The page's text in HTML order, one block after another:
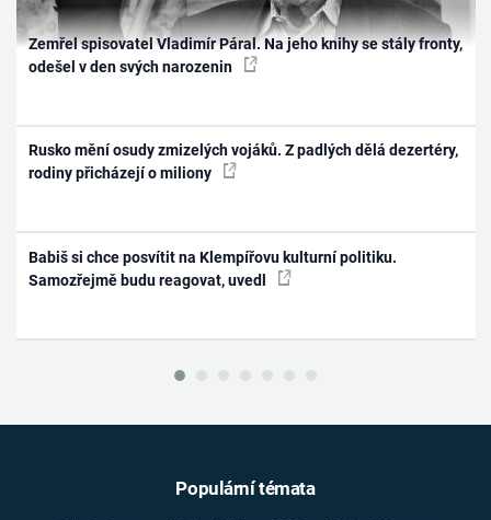
Zemřel spisovatel Vladimír Páral. Na jeho knihy se stály fronty,
odešel v den svých narozenin
Rusko mění osudy zmizelých vojáků. Z padlých dělá dezertéry,
rodiny přicházejí o miliony
Babiš si chce posvítit na Klempířovu kulturní politiku.
Samozřejmě budu reagovat, uvedl
Populární témata